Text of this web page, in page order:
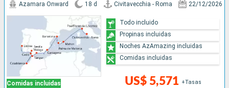
Comidas incluidas
Azamara Onward 18 d Civitavecchia - Roma 22/12/2026
US$ 5,571 +Tasas
Todo incluido
Propinas incluidas
Noches AzAmazing incluidas
Comidas incluidas